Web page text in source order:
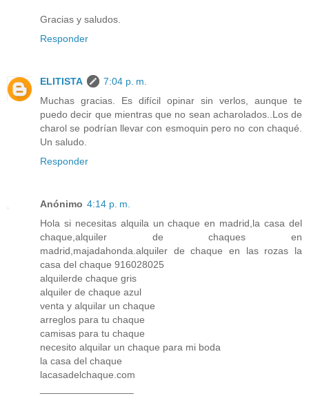
Gracias y saludos.
Responder
ELITISTA
7:04 p. m.
Muchas gracias. Es difícil opinar sin verlos, aunque te
puedo decir que mientras que no sean acharolados..Los de
charol se podrían llevar con esmoquin pero no con chaqué.
Un saludo.
Responder
Anónimo 4:14 p. m.
Hola si necesitas alquila un chaque en madrid,la casa del
chaque,alquiler de chaques en
madrid,majadahonda.alquiler de chaque en las rozas la
casa del chaque 916028025
alquilerde chaque gris
alquiler de chaque azul
venta y alquilar un chaque
arreglos para tu chaque
camisas para tu chaque
necesito alquilar un chaque para mi boda
la casa del chaque
lacasadelchaque.com